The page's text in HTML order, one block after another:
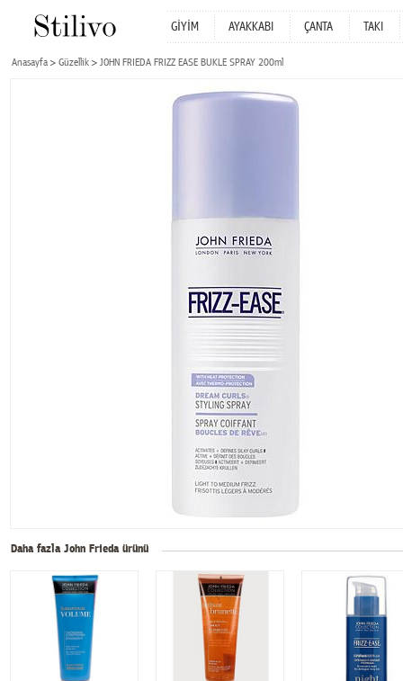
GİYİM AYAKKABI ÇANTA TAKI
Anasayfa Güzellik JOHN FRIEDA FRIZZ EASE BUKLE SPRAY 200ml
Daha fazla John Frieda ürünü